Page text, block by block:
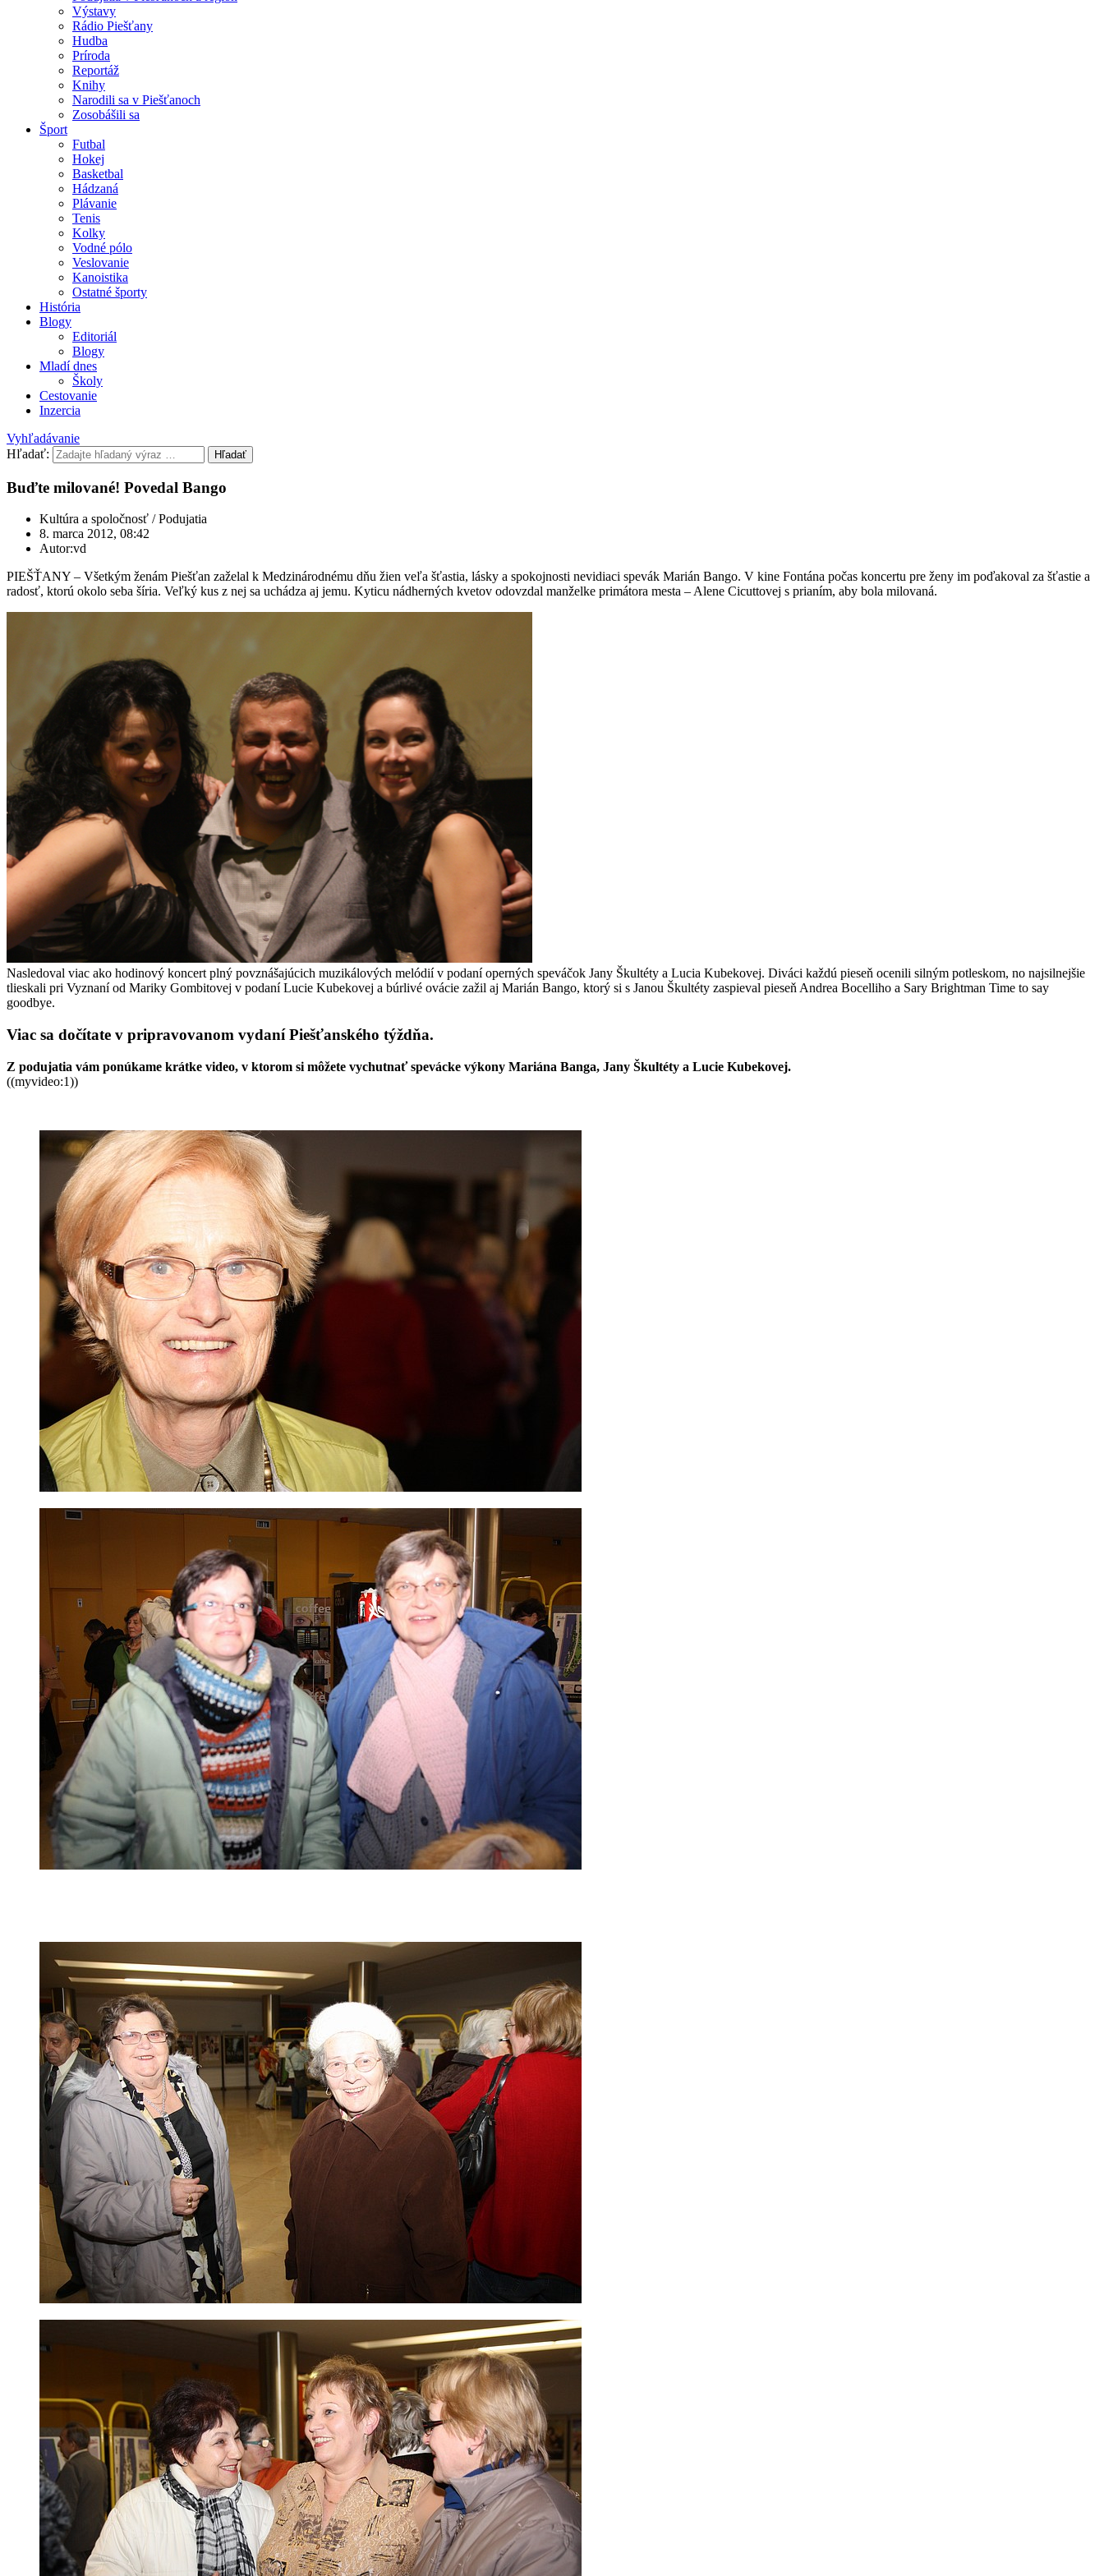
Výstavy
Rádio Piešťany
Hudba
Príroda
Reportáž
Knihy
Narodili sa v Piešťanoch
Zosobášili sa
Šport
Futbal
Hokej
Basketbal
Hádzaná
Plávanie
Tenis
Kolky
Vodné pólo
Veslovanie
Kanoistika
Ostatné športy
História
Blogy
Editoriál
Blogy
Mladí dnes
Školy
Cestovanie
Inzercia
Vyhľadávanie
Hľadať:
Hľadať
Buďte milované! Povedal Bango
Kultúra a spoločnosť / Podujatia
8. marca 2012, 08:42
Autor:vd
PIEŠŤANY – Všetkým ženám Piešťan zaželal k Medzinárodnému dňu žien veľa šťastia, lásky a spokojnosti nevidiaci spevák Marián Bango. V kine Fontána počas koncertu pre ženy im poďakoval za šťastie a
radosť, ktorú okolo seba šíria. Veľký kus z nej sa uchádza aj jemu. Kyticu nádherných kvetov odovzdal manželke primátora mesta – Alene Cicuttovej s prianím, aby bola milovaná.
Nasledoval viac ako hodinový koncert plný povznášajúcich muzikálových melódií v podaní operných speváčok Jany Škultéty a Lucia Kubekovej. Diváci každú pieseň ocenili silným potleskom, no najsilnejšie
tlieskali pri Vyznaní od Mariky Gombitovej v podaní Lucie Kubekovej a búrlivé ovácie zažil aj Marián Bango, ktorý si s Janou Škultéty zaspieval pieseň Andrea Bocelliho a Sary Brightman Time to say
goodbye.
Viac sa dočítate v pripravovanom vydaní Piešťanského týždňa.
Z podujatia vám ponúkame krátke video, v ktorom si môžete vychutnať spevácke výkony Mariána Banga, Jany Škultéty a Lucie Kubekovej.
((myvideo:1))